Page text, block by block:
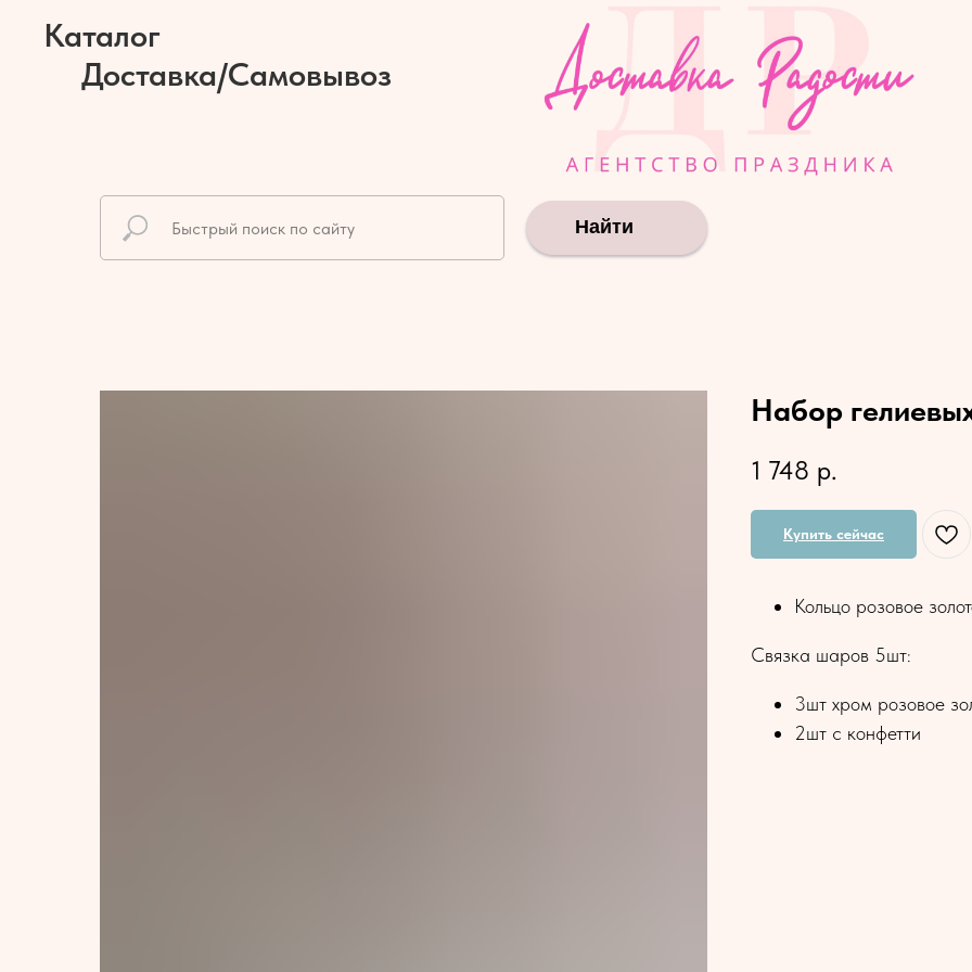
Каталог
Доставка/Самовывоз
Найти
Набор
1 748 р.
Купить сейчас
Кольцо розовое
Связка шаров 5шт:
3шт хром розовое
2шт с конфетти